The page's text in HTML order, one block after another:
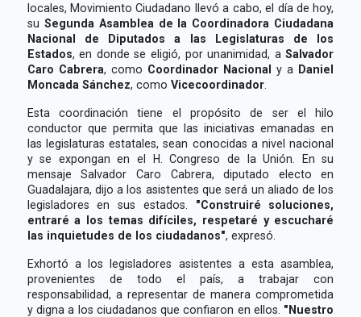
locales, Movimiento Ciudadano llevó a cabo, el día de hoy,
su Segunda Asamblea de la Coordinadora Ciudadana
Nacional de Diputados a las Legislaturas de los
Estados, en donde se eligió, por unanimidad, aSalvador
Caro Cabrera, como Coordinador Nacional y a Daniel
Moncada Sánchez, como Vicecoordinador.
Esta coordinación tiene el propósito de ser el hilo
conductor que permita que las iniciativas emanadas en
las legislaturas estatales, sean conocidas a nivel nacional
y se expongan en el H. Congreso de la Unión. En su
mensaje Salvador Caro Cabrera, diputado electo en
Guadalajara, dijo a los asistentes que será un aliado de los
legisladores en sus estados. "Construiré soluciones,
entraré a los temas difíciles, respetaré y escucharé
las inquietudes de los ciudadanos", expresó.
Exhortó a los legisladores asistentes a esta asamblea,
provenientes de todo el país, a trabajar con
responsabilidad, a representar de manera comprometida
y digna a los ciudadanos que confiaron en ellos. "Nuestro